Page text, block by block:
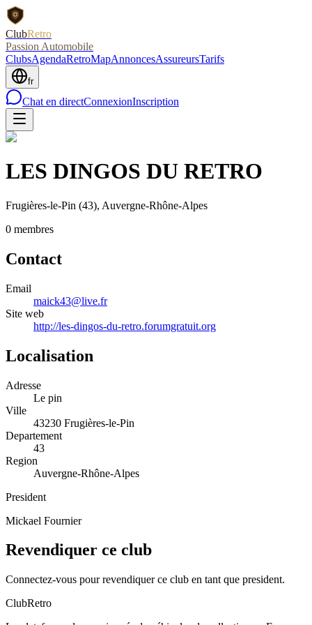
ClubRetro
Passion Automobile
ClubsAgendaRetroMapAnnoncesAssureursTarifs
fr
Chat en directConnexionInscription
LES DINGOS DU RETRO
Frugières-le-Pin (43), Auvergne-Rhône-Alpes
0 membres
Contact
Email
maick43@live.fr
Site web
http://les-dingos-du-retro.forumgratuit.org
Localisation
Adresse
Le pin
Ville
43230 Frugières-le-Pin
Departement
43
Region
Auvergne-Rhône-Alpes
President
Mickael Fournier
Revendiquer ce club
Connectez-vous pour revendiquer ce club en tant que president.
ClubRetro